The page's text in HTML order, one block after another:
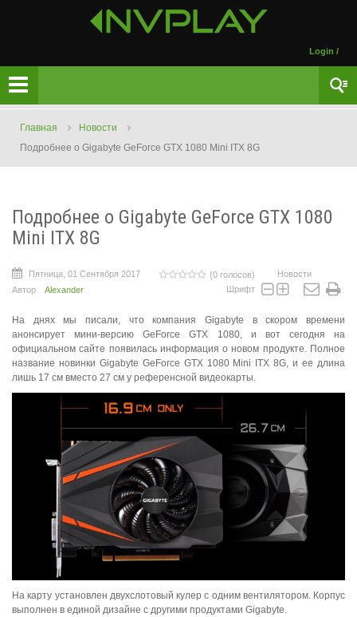
Login /
Главная
Новости
Подробнее о Gigabyte GeForce GTX 1080 Mini ITX 8G
Подробнее о Gigabyte GeForce GTX 1080
Mini ITX 8G
Пятница, 01 Сентября 2017 (0 голосов)
Новости
Автор
Alexander Шрифт
На днях мы писали, что компания Gigabyte в скором времени
анонсирует мини-версию GeForce GTX 1080, и вот сегодня на
официальном сайте появилась информация о новом продукте. Полное
название новинки Gigabyte GeForce GTX 1080 Mini ITX 8G, и ее длина
лишь 17 см вместо 27 см у референсной видеокарты.
На карту установлен двухслотовый кулер с одним вентилятором. Корпус
выполнен в единой дизайне с другими продуктами Gigabyte.